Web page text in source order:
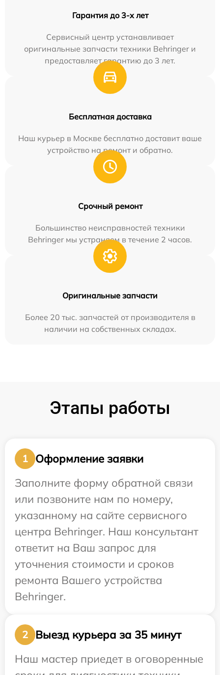
Гарантия до 3-х лет
Сервисный центр устанавливает
оригинальные запчасти техники Behringer и
предоставляет гарантию до 3 лет.
Бесплатная доставка
Наш курьер в Москве бесплатно доставит ваше
устройство на ремонт и обратно.
Срочный ремонт
Большинство неисправностей техники
Behringer мы устраняем в течение 2 часов.
Оригинальные запчасти
Более 20 тыс. запчастей от производителя в
наличии на собственных складах.
Этапы работы
1
Оформление заявки
Заполните форму обратной связи
или позвоните нам по номеру,
указанному на сайте сервисного
центра Behringer. Наш консультант
ответит на Ваш запрос для
уточнения стоимости и сроков
ремонта Вашего устройства
Behringer.
2
Выезд курьера за 35 минут
Наш мастер приедет в оговоренные